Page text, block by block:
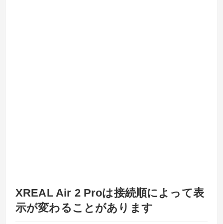
XREAL Air 2 Proは接続順によって表
示が変わることがあります